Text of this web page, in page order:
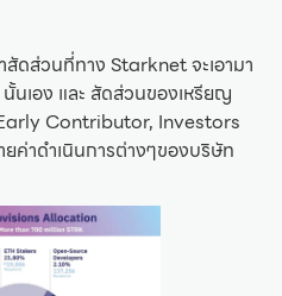
ดส่วนที่ทาง Starknet จะเอามา
นเอง และ สัดส่วนของเหรียญ
Contributor, Investors
ค่าดำเนินการต่างๆของบริษัท